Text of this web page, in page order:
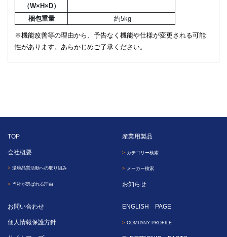
（W×H×D）
梱包重量 約5kg
※機能改善等の理由から、予告なく機能や仕様が変更される可能
性があります。あらかじめご了承ください。
TOP
会社概要
環境品質活動への取り組み
当社が選ばれる理由
産業用製品
カテゴリー検索
メーカー検索
お知らせ
お問い合わせ
個人情報保護方針
ENGLISH PAGE
COMPANY PROFILE